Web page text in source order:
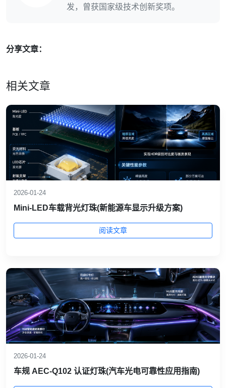
发，曾获国家级技术创新奖项。
分享文章：
相关文章
2026-01-24
Mini‑LED车载背光灯珠(新能源车显示升级方案)
阅读文章
2026-01-24
车规 AEC‑Q102 认证灯珠(汽车光电可靠性应用指南)